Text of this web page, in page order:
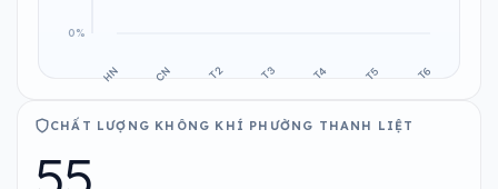
CHẤT LƯỢNG KHÔNG KHÍ PHƯỜNG THANH LIỆT